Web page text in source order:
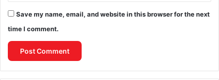
Save my name, email, and website in this browser for the next
time I comment.